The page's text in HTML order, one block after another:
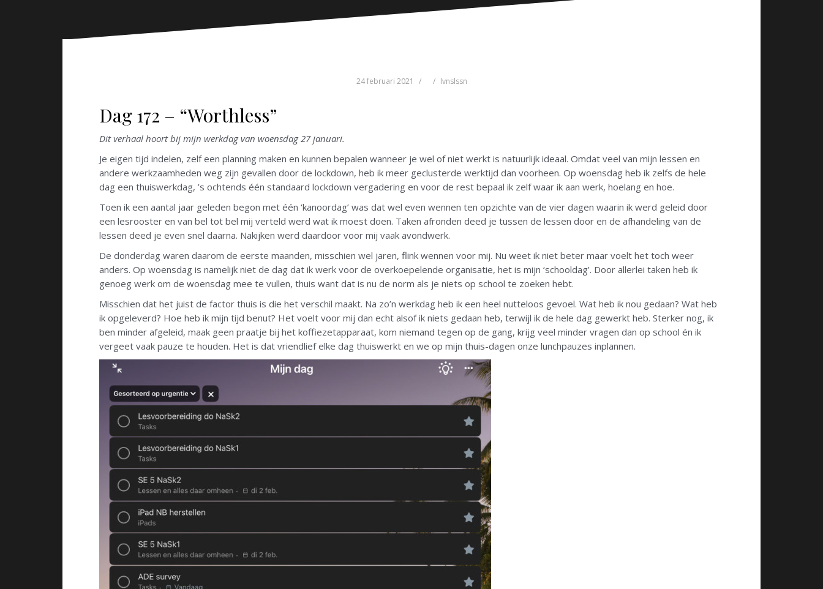
24 februari 2021 lvnslssn
Dag 172 – “Worthless”
Dit verhaal hoort bij mijn werkdag van woensdag 27 januari.
Je eigen tijd indelen, zelf een planning maken en kunnen bepalen wanneer je wel of niet werkt is natuurlijk ideaal. Omdat veel van mijn lessen en
andere werkzaamheden weg zijn gevallen door de lockdown, heb ik meer geclusterde werktijd dan voorheen. Op woensdag heb ik zelfs de hele
dag een thuiswerkdag, ’s ochtends één standaard lockdown vergadering en voor de rest bepaal ik zelf waar ik aan werk, hoelang en hoe.
Toen ik een aantal jaar geleden begon met één ‘kanoordag’ was dat wel even wennen ten opzichte van de vier dagen waarin ik werd geleid door
een lesrooster en van bel tot bel mij verteld werd wat ik moest doen. Taken afronden deed je tussen de lessen door en de afhandeling van de
lessen deed je even snel daarna. Nakijken werd daardoor voor mij vaak avondwerk.
De donderdag waren daarom de eerste maanden, misschien wel jaren, flink wennen voor mij. Nu weet ik niet beter maar voelt het toch weer
anders. Op woensdag is namelijk niet de dag dat ik werk voor de overkoepelende organisatie, het is mijn ‘schooldag’. Door allerlei taken heb ik
genoeg werk om de woensdag mee te vullen, thuis want dat is nu de norm als je niets op school te zoeken hebt.
Misschien dat het juist de factor thuis is die het verschil maakt. Na zo’n werkdag heb ik een heel nutteloos gevoel. Wat heb ik nou gedaan? Wat heb
ik opgeleverd? Hoe heb ik mijn tijd benut? Het voelt voor mij dan echt alsof ik niets gedaan heb, terwijl ik de hele dag gewerkt heb. Sterker nog, ik
ben minder afgeleid, maak geen praatje bij het koffiezetapparaat, kom niemand tegen op de gang, krijg veel minder vragen dan op school én ik
vergeet vaak pauze te houden. Het is dat vriendlief elke dag thuiswerkt en we op mijn thuis-dagen onze lunchpauzes inplannen.